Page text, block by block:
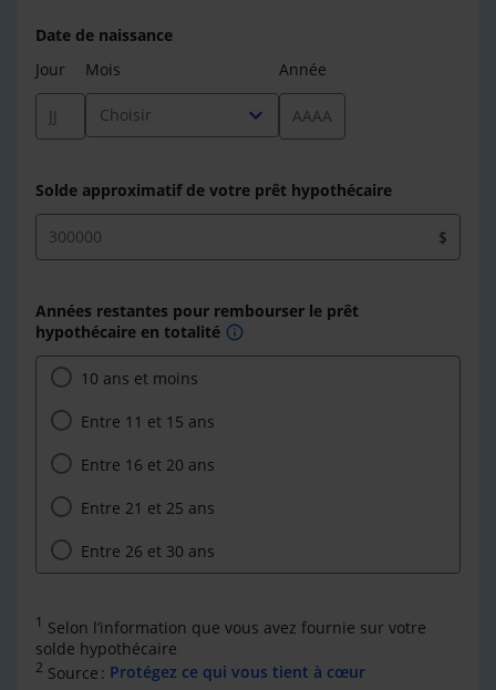
Date de naissance
Jour
Mois
Choisir expand_more
Année
Solde approximatif de votre prêt hypothécaire
$
Années restantes pour rembourser le prêt
hypothécaire en totalité info
10 ans et moins
Entre 11 et 15 ans
Entre 16 et 20 ans
Entre 21 et 25 ans
Entre 26 et 30 ans
1 Selon l’information que vous avez fournie sur votre
solde hypothécaire
2 Source : Protégez ce qui vous tient à cœur